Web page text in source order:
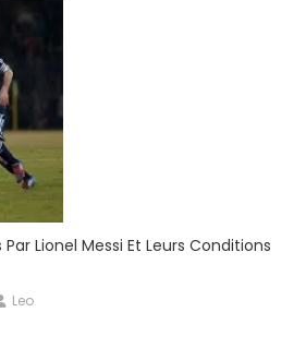
Lionel Messi Et Leurs Conditions
Leo